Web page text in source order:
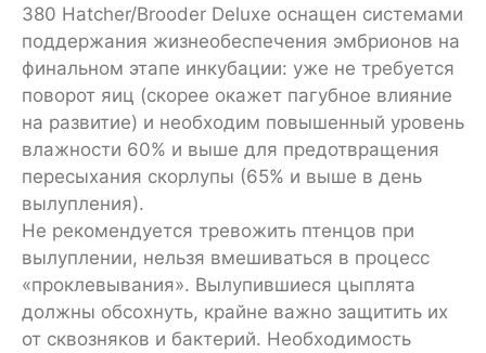
380 Hatcher/Brooder Deluxe оснащен системами
поддержания жизнеобеспечения эмбрионов на
финальном этапе инкубации: уже не требуется
поворот яиц (скорее окажет пагубное влияние
на развитие) и необходим повышенный уровень
влажности 60% и выше для предотвращения
пересыхания скорлупы (65% и выше в день
вылупления).
Не рекомендуется тревожить птенцов при
вылуплении, нельзя вмешиваться в процесс
«проклевывания». Вылупившиеся цыплята
должны обсохнуть, крайне важно защитить их
от сквозняков и бактерий. Необходимость